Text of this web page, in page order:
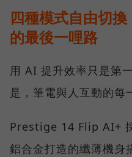
四種模式自由切
的最後一哩路
用 AI 提升效率只是第
是，筆電與人互動的每
Prestige 14 Flip AI+
鋁合金打造的纖薄機身